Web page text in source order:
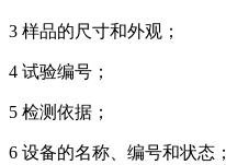
3 样品的尺寸和外观；
4 试验编号；
5 检测依据；
6 设备的名称、编号和状态；